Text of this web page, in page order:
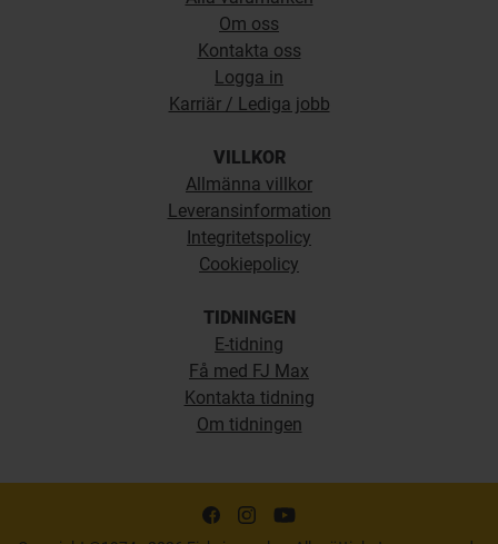
Om oss
Kontakta oss
Logga in
Karriär / Lediga jobb
VILLKOR
Allmänna villkor
Leveransinformation
Integritetspolicy
Cookiepolicy
TIDNINGEN
E-tidning
Få med FJ Max
Kontakta tidning
Om tidningen